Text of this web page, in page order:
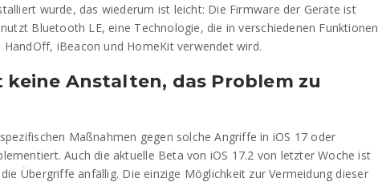
wurde, das wiederum ist leicht: Die Firmware der Geräte ist
Bluetooth LE, eine Technologie, die in verschiedenen Funktionen
iBeacon und HomeKit verwendet wird.
Anstalten, das Problem zu
Maßnahmen gegen solche Angriffe in iOS 17 oder
Auch die aktuelle Beta von iOS 17.2 von letzter Woche ist
Übergriffe anfällig. Die einzige Möglichkeit zur Vermeidung dieser